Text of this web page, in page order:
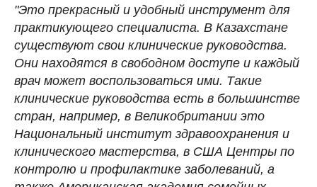
"Это прекрасный и удобный инструмент для
практикующего специалиста. В Казахстане
существуют свои клинические руководства.
Они находятся в свободном доступе и каждый
врач может воспользоваться ими. Такие
клинические руководства есть в большинстве
стран, например, в Великобритании это
Национальный институт здравоохранения и
клинического мастерства, в США Центры по
контролю и профилактике заболеваний, а